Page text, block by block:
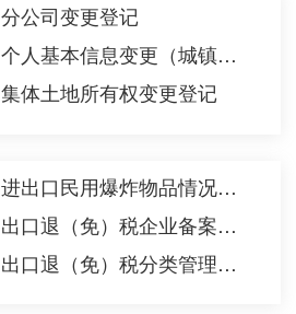
分公司变更登记
个人基本信息变更（城镇企业职工基本养老保险）
集体土地所有权变更登记
进出口民用爆炸物品情况备案
出口退（免）税企业备案信息报告
出口退（免）税分类管理评定申请